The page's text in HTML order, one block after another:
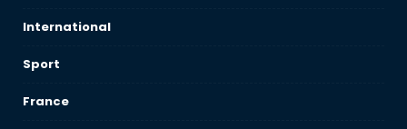
International
Sport
France